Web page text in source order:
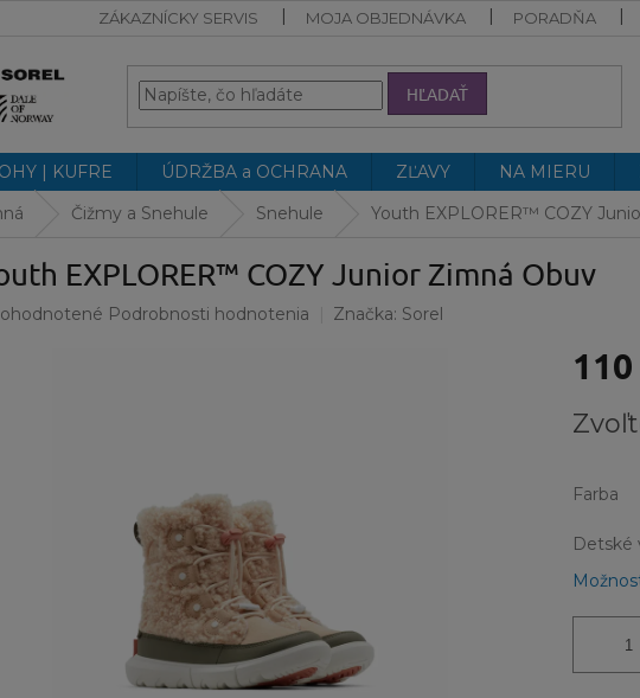
ZÁKAZNÍCKY SERVIS MOJA OBJEDNÁVKA PORADŇA
HĽADAŤ
| KUFRE ÚDRŽBA a OCHRANA ZĽAVY NA MIERU
Čižmy a Snehule Snehule Youth EXPLORER™ COZY
EXPLORER™ COZY Junior Zimná Obuv
Podrobnosti hodnotenia Značka: Sorel
cena:
Farba
Detské